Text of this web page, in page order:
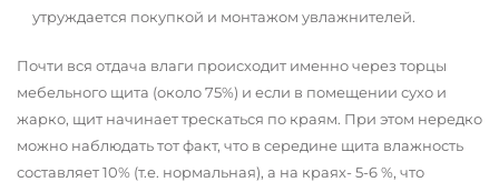
утруждается покупкой и монтажом увлажнителей.
Почти вся отдача влаги происходит именно через торцы
мебельного щита (около 75%) и если в помещении сухо и
жарко, щит начинает трескаться по краям. При этом нередко
можно наблюдать тот факт, что в середине щита влажность
составляет 10% (т.е. нормальная), а на краях- 5-6 %, что